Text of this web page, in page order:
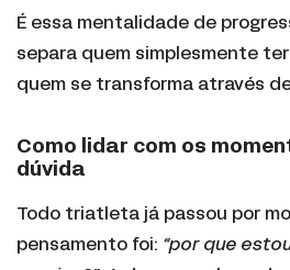
É essa mentalidade de
separa quem simplesmente
quem se transforma através
Como lidar com os
dúvida
Todo triatleta já passou por
pensamento foi: “por que